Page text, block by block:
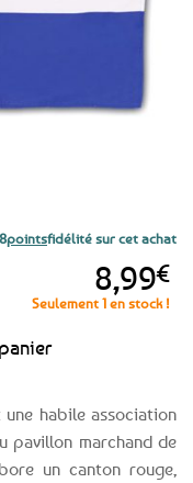
habile association
pavillon marchand de
un canton rouge,
8,99€
Seulement 1 en stock !
pointsfidélité sur cet achat